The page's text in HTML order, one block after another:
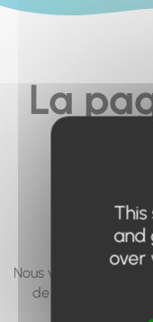
La
vous
Nous vous invitons à
de page, ou à
This
and
over